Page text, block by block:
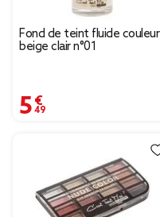
Fond de teint fluide couleur
beige clair n°01
5,49 €